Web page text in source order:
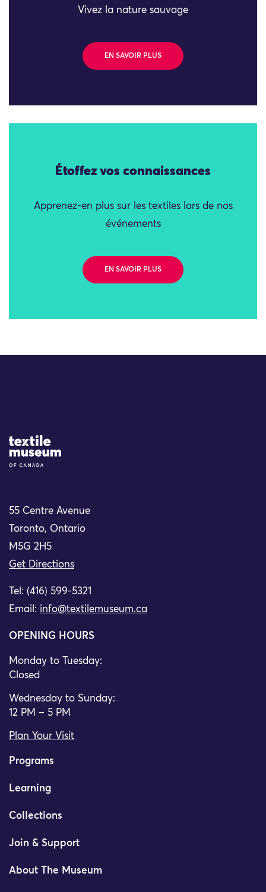
Vivez la nature sauvage
EN SAVOIR PLUS
Étoffez vos connaissances
Apprenez-en plus sur les textiles lors de nos
événements
EN SAVOIR PLUS
Site Logo
55 Centre Avenue
Toronto, Ontario
M5G 2H5
Get Directions
Tel: (416) 599-5321
Email: info@textilemuseum.ca
OPENING HOURS
Monday to Tuesday:
Closed
Wednesday to Sunday:
12 PM – 5 PM
Plan Your Visit
Programs
Learning
Collections
Join & Support
About The Museum